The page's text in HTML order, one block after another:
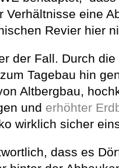
Verhältnisse eine
Revier hier
der Fall. Durch
Tagebau hin
Altbergbau,
und erhöhter
wirklich sicher
dass es